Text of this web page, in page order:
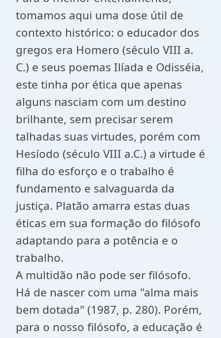
tomamos aqui uma dose útil de
contexto histórico: o educador dos
gregos era Homero (século VIII a.
C.) e seus poemas Ilíada e Odisséia,
este tinha por ética que apenas
alguns nasciam com um destino
brilhante, sem precisar serem
talhadas suas virtudes, porém com
Hesíodo (século VIII a.C.) a virtude é
filha do esforço e o trabalho é
fundamento e salvaguarda da
justiça. Platão amarra estas duas
éticas em sua formação do filósofo
adaptando para a potência e o
trabalho.
A multidão não pode ser filósofo.
Há de nascer com uma "alma mais
bem dotada" (1987, p. 280). Porém,
para o nosso filósofo, a educação é